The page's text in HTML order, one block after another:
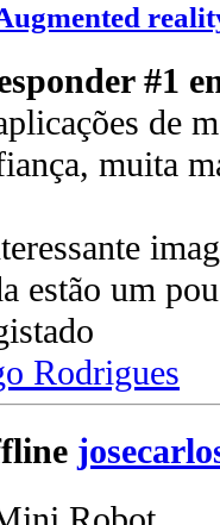
#1
de
muita
estão um
Rodrigues